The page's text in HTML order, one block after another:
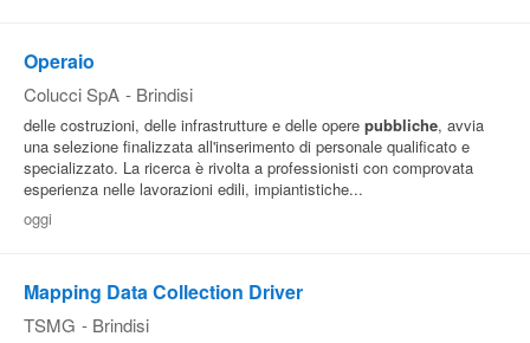
Operaio
Colucci SpA - Brindisi
delle costruzioni, delle infrastrutture e delle opere pubbliche, avvia
una selezione finalizzata all'inserimento di personale qualificato e
specializzato. La ricerca è rivolta a professionisti con comprovata
esperienza nelle lavorazioni edili, impiantistiche...
oggi
Mapping Data Collection Driver
TSMG - Brindisi